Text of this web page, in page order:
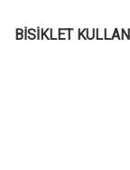
BİSİKLET